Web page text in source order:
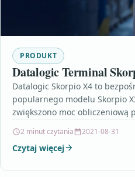
PRODUKT
Datalogic Terminal
Datalogic Skorpio X4 to
popularnego modelu Skorpio
zwiększono moc obliczeniową
2 minut czytania 2021-08-31
Czytaj więcej